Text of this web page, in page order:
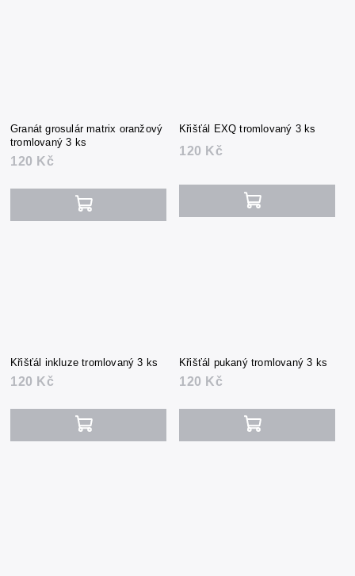
Granát grosulár matrix oranžový
tromlovaný 3 ks
120 Kč
Křišťál EXQ tromlovaný 3 ks
120 Kč
Křišťál inkluze tromlovaný 3 ks
120 Kč
Křišťál pukaný tromlovaný 3 ks
120 Kč